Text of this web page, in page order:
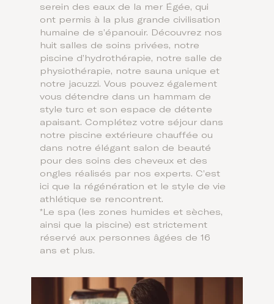
serein des eaux de la mer Égée, qui
ont permis à la plus grande civilisation
humaine de s’épanouir. Découvrez nos
huit salles de soins privées, notre
piscine d’hydrothérapie, notre salle de
physiothérapie, notre sauna unique et
notre jacuzzi. Vous pouvez également
vous détendre dans un hammam de
style turc et son espace de détente
apaisant. Complétez votre séjour dans
notre piscine extérieure chauffée ou
dans notre élégant salon de beauté
pour des soins des cheveux et des
ongles réalisés par nos experts. C’est
ici que la régénération et le style de vie
athlétique se rencontrent.
*Le spa (les zones humides et sèches,
ainsi que la piscine) est strictement
réservé aux personnes âgées de 16
ans et plus.